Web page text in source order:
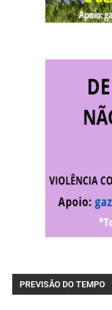
PREVISÃO DO TEMPO